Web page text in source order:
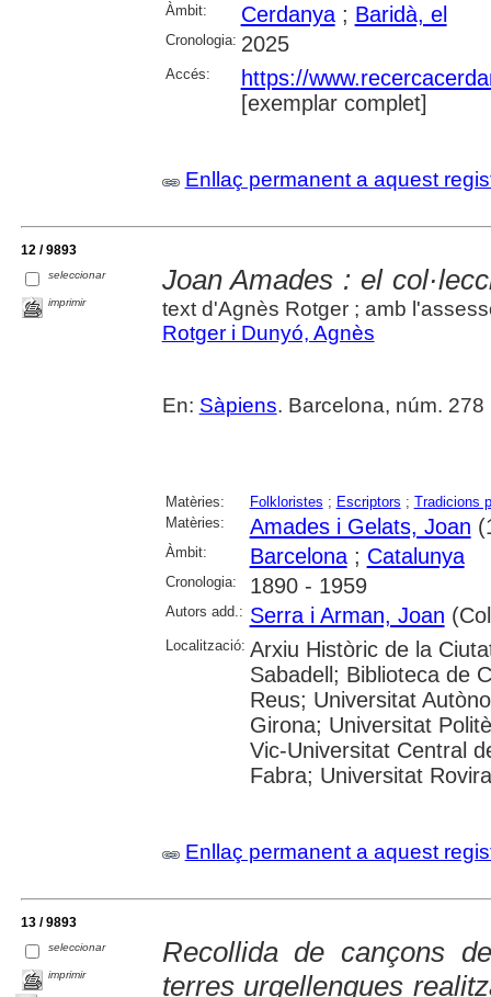
Àmbit:
Cerdanya; Baridà, el
Cronologia: 2025
Accés:
https://
[exemplar complet]
Enllaç permanent a aquest
12 / 9893
seleccionar
imprimir
Joan Amades : el
text d'Agnès Rotger ; amb
Rotger i Dunyó, Agnès
En: Sàpiens. Barcelona, núm.
Matèries: Folkloristes ; Escriptors ; Tradicions
Matèries:
Amades i Gelats, Joan
Àmbit: Barcelona; Catalunya
Cronologia: 1890 - 1959
Autors add.: Serra i Arman, Joan
Localització: Arxiu Històric de la
Sabadell; Biblioteca de
Reus; Universitat
Girona; Universitat
Vic-Universitat Central
Fabra; Universitat
Enllaç permanent a aquest
13 / 9893
seleccionar
imprimir
Recollida de cançons
terres urgellenques